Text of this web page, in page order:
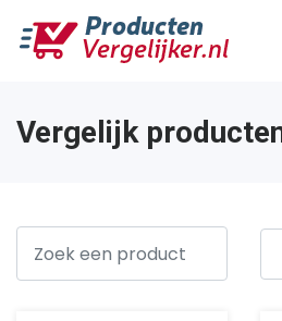
Vergelijk